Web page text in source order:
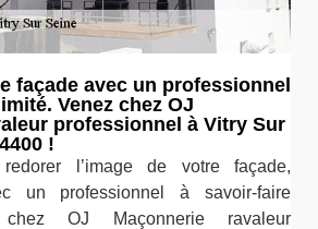
façade avec un professionnel
Venez chez OJ
professionnel à Vitry Sur
!
l’image de votre façade,
un professionnel à savoir-faire
OJ Maçonnerie ravaleur